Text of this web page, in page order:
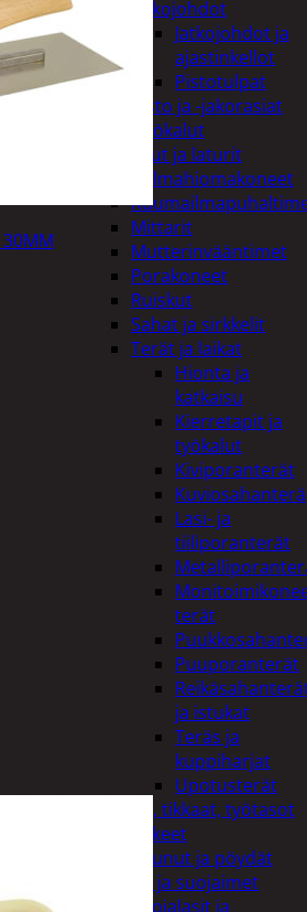
Jatkojohdot
Jatkojohdot ja
ajastinkellot
Pistotulpat
Pisto ja -jakorasiat
Sähkötyökalut
Akut ja laturit
Kulmahiomakoneet
Mittarit
Mutterinvääntimet
Porakoneet
Ruiskut
Sahat ja sirkkelit
Terät ja laikat
Hionta ja
katkaisu
Kierretapit ja
työkalut
Kiviporanterät
Kuviosahanterä
Lasi- ja
tiiliporanterät
terät
Puuporanterät
ja istukat
Teräs ja
kuppiharjat
Upotusterät
Telineet, tikkaat, työtasot
ja tarvikkeet
Vaunut ja pöydät
Työasut ja suojaimet
Suojalasit ja